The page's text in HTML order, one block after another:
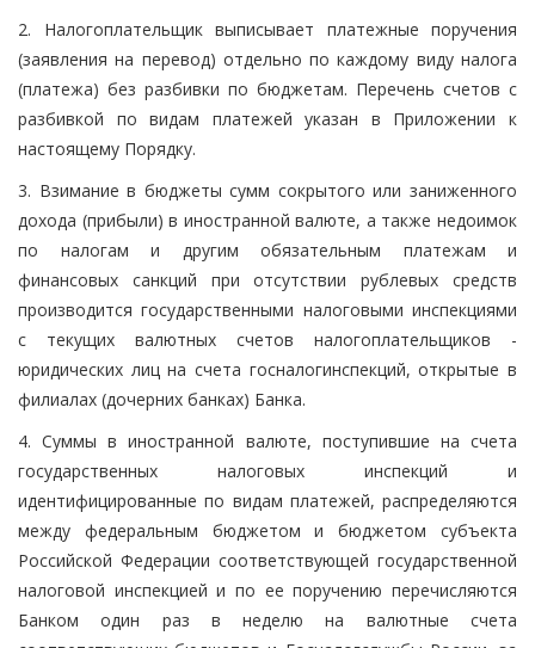
2. Налогоплательщик выписывает платежные поручения
(заявления на перевод) отдельно по каждому виду налога
(платежа) без разбивки по бюджетам. Перечень счетов с
разбивкой по видам платежей указан в Приложении к
настоящему Порядку.
3. Взимание в бюджеты сумм сокрытого или заниженного
дохода (прибыли) в иностранной валюте, а также недоимок
по налогам и другим обязательным платежам и
финансовых санкций при отсутствии рублевых средств
производится государственными налоговыми инспекциями
с текущих валютных счетов налогоплательщиков -
юридических лиц на счета госналогинспекций, открытые в
филиалах (дочерних банках) Банка.
4. Суммы в иностранной валюте, поступившие на счета
государственных налоговых инспекций и
идентифицированные по видам платежей, распределяются
между федеральным бюджетом и бюджетом субъекта
Российской Федерации соответствующей государственной
налоговой инспекцией и по ее поручению перечисляются
Банком один раз в неделю на валютные счета